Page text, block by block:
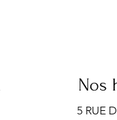
Nos
5 RUE